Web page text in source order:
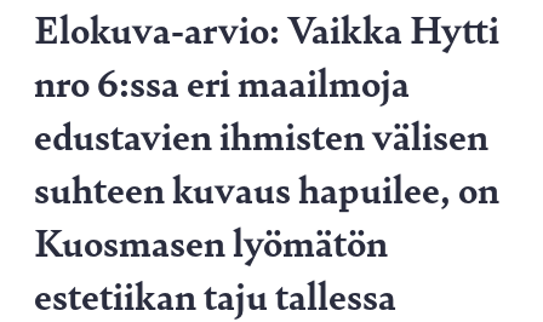
Elokuva-arvio: Vaikka Hytti
nro 6:ssa eri maailmoja
edustavien ihmisten välisen
suhteen kuvaus hapuilee, on
Kuosmasen lyömätön
estetiikan taju tallessa